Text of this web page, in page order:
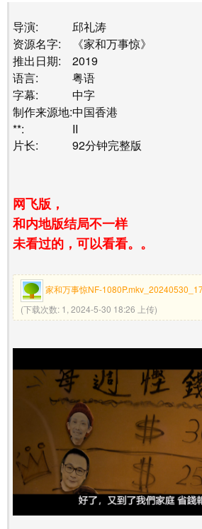
导演:
邱礼涛
资源名字:
《家和万事惊》
推出日期:
2019
语言:
粤语
字幕:
中字
制作来源地:中国香港
**:
II
片长:
92分钟完整版
网飞版，
和内地版结局不一样
未看过的，可以看看。。
家和万事惊NF-
(下载次数: 1, 2024-5-30 18:26 上传)